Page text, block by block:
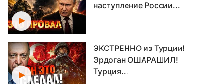
наступление России...
ЭКСТРЕННО из Турции!
Эрдоган ОШАРАШИЛ!
Турция...